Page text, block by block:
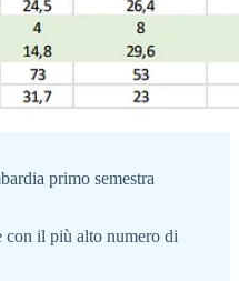
primo semestra
con il più alto numero di